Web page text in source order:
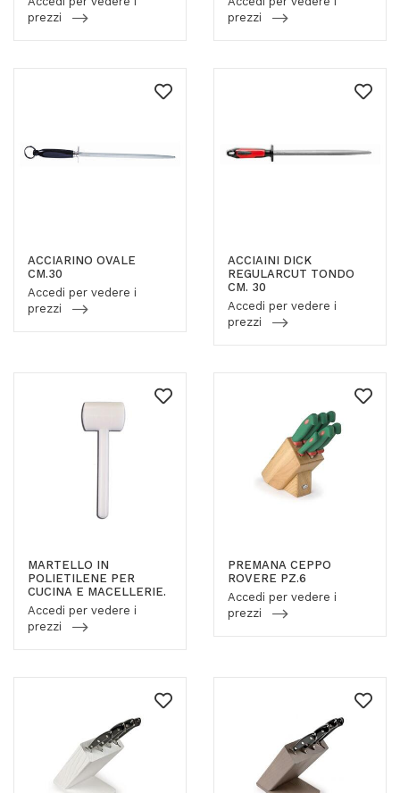
prezzi
prezzi
ACCIARINO OVALE
CM.30
Accedi per vedere i
prezzi
ACCIAINI DICK
REGULARCUT TONDO
CM. 30
Accedi per vedere i
prezzi
MARTELLO IN
POLIETILENE PER
CUCINA E MACELLERIE.
Accedi per vedere i
prezzi
PREMANA CEPPO
ROVERE PZ.6
Accedi per vedere i
prezzi